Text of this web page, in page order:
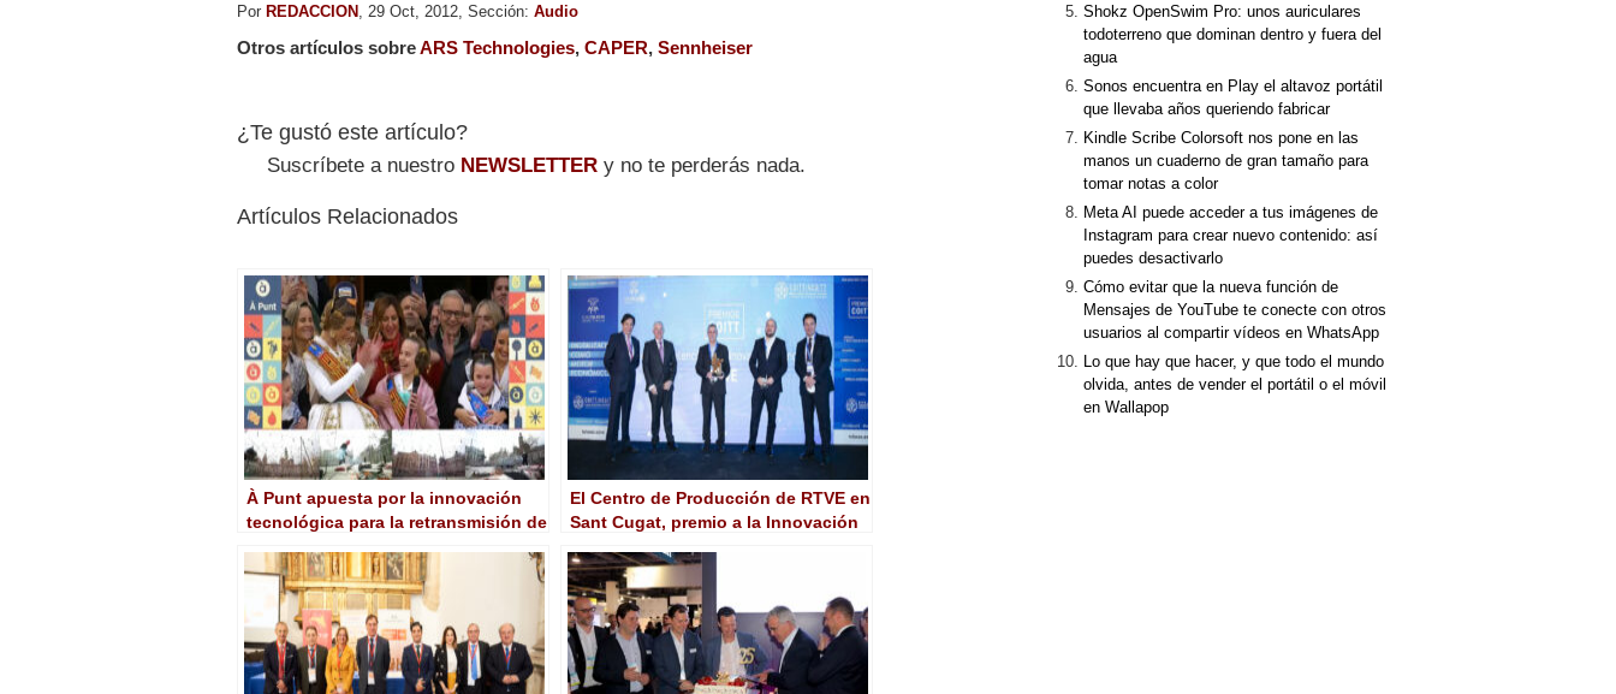
Por REDACCION , 29 Oct, 2012, Sección: Audio
Otros artículos sobreARS Technologies, CAPER, Sennheiser
¿Te gustó este artículo?
Suscríbete a nuestro NEWSLETTER y no te perderás nada.
Artículos Relacionados
À Punt apuesta por la innovación
tecnológica para la retransmisión de
El Centro de Producción de RTVE en
Sant Cugat, premio a la Innovación
Shokz OpenSwim Pro: unos auriculares
todoterreno que dominan dentro y fuera del
agua
Sonos encuentra en Play el altavoz portátil
que llevaba años queriendo fabricar
Kindle Scribe Colorsoft nos pone en las
manos un cuaderno de gran tamaño para
tomar notas a color
Meta AI puede acceder a tus imágenes de
Instagram para crear nuevo contenido: así
puedes desactivarlo
Cómo evitar que la nueva función de
Mensajes de YouTube te conecte con otros
usuarios al compartir vídeos en WhatsApp
Lo que hay que hacer, y que todo el mundo
olvida, antes de vender el portátil o el móvil
en Wallapop